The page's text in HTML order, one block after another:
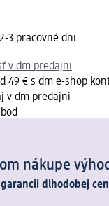
3 pracovné dni
v dm predajni
49 € s dm e-shop
v dm predajni
nákupe
garancii dlhodobej